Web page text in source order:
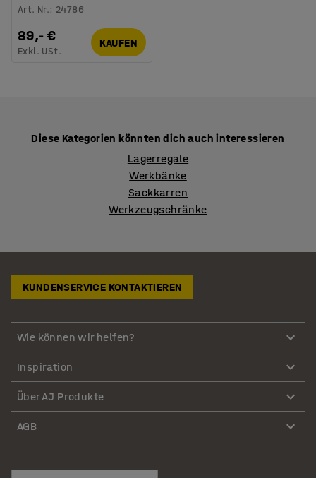
Art. Nr.: 24786
89,- €
Exkl. USt.
KAUFEN
Diese Kategorien könnten dich auch interessieren
Lagerregale
Werkbänke
Sackkarren
Werkzeugschränke
KUNDENSERVICE KONTAKTIEREN
Wie können wir helfen?
Inspiration
Über AJ Produkte
AGB